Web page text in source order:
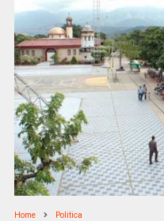
Home Politica